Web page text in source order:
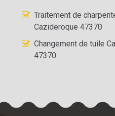
Traitement de
Cazideroque 47370
Changement de tuile
47370